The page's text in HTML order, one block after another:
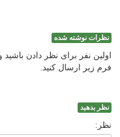
نظرات نوشته شده
اولین نفر برای نظر دادن
فرم زیر ارسال کنید.
نظر بدهید
نظر: